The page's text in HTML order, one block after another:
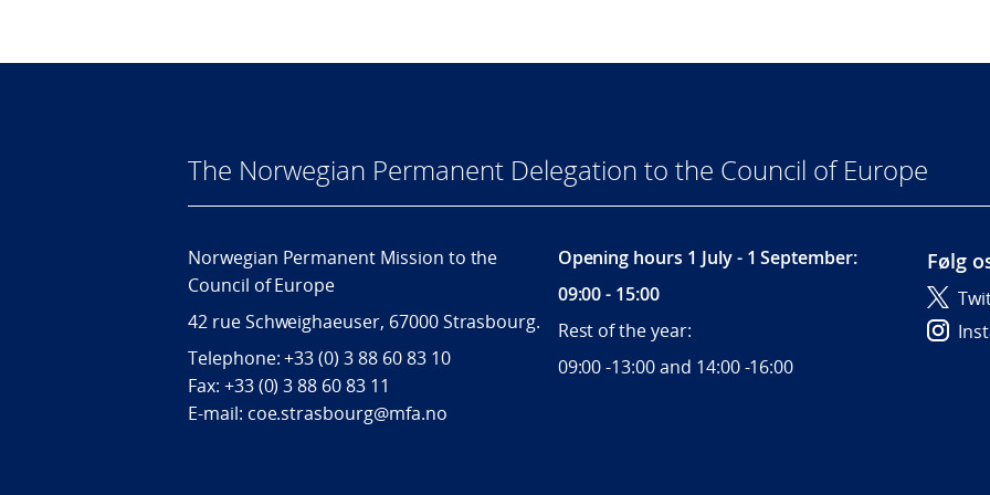
The Norwegian Permanent Delegation to the Council of Europe
Norwegian Permanent Mission to the
Council of Europe
42 rue Schweighaeuser, 67000 Strasbourg.
Telephone: +33 (0) 3 88 60 83 10
Fax: +33 (0) 3 88 60 83 11
E-mail: coe.strasbourg@mfa.no
Opening hours 1 July - 1 September:
09:00 - 15:00
Rest of the year:
09:00 -13:00 and 14:00 -16:00
Følg